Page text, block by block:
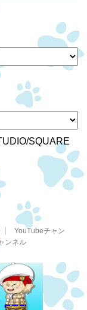
SQUARE
YouTubeチャン
ンネル